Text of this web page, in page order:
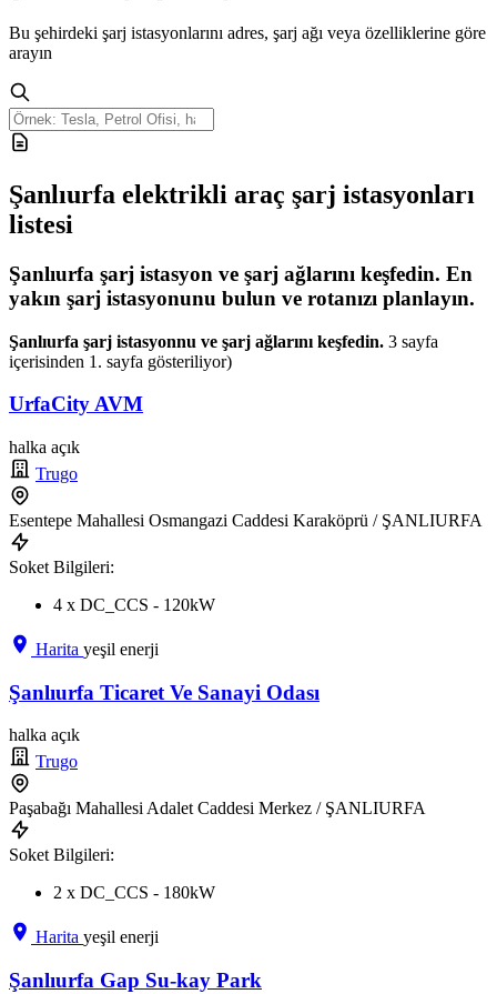
Bu şehirdeki şarj istasyonlarını adres, şarj ağı veya özelliklerine göre
arayın
Şanlıurfa elektrikli araç şarj istasyonları
listesi
Şanlıurfa şarj istasyon ve şarj ağlarını keşfedin. En
yakın şarj istasyonunu bulun ve rotanızı planlayın.
Şanlıurfa şarj istasyonnu ve şarj ağlarını keşfedin. 3 sayfa
içerisinden 1. sayfa gösteriliyor)
UrfaCity AVM
halka açık
Trugo
Esentepe Mahallesi Osmangazi Caddesi Karaköprü / ŞANLIURFA
Soket Bilgileri:
4 x DC_CCS - 120kW
Harita yeşil enerji
Şanlıurfa Ticaret Ve Sanayi Odası
halka açık
Trugo
Paşabağı Mahallesi Adalet Caddesi Merkez / ŞANLIURFA
Soket Bilgileri:
2 x DC_CCS - 180kW
Harita yeşil enerji
Şanlıurfa Gap Su-kay Park